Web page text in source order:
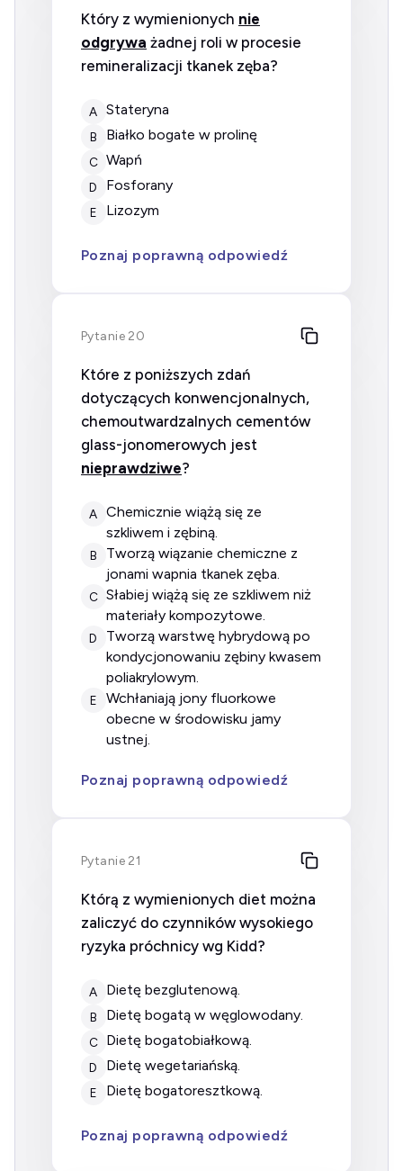
Który z wymienionych nie
odgrywa żadnej roli w procesie
remineralizacji tkanek zęba?
A stateryna
B białko bogate w prolinę
C wapń
D fosforany
E lizozym
Poznaj poprawną odpowiedź
Pytanie 20
Które z poniższych zdań
dotyczących konwencjonalnych,
chemoutwardzalnych cementów
glass-jonomerowych jest
nieprawdziwe?
A
chemicznie wiążą się ze
szkliwem i zębiną.
B
tworzą wiązanie chemiczne z
jonami wapnia tkanek zęba.
C słabiej wiążą się ze szkliwem niż
materiały kompozytowe.
D
tworzą warstwę hybrydową po
kondycjonowaniu zębiny kwasem
poliakrylowym.
E
wchłaniają jony fluorkowe
obecne w środowisku jamy
ustnej.
Poznaj poprawną odpowiedź
Pytanie 21
Którą z wymienionych diet można
zaliczyć do czynników wysokiego
ryzyka próchnicy wg Kidd?
A dietę bezglutenową.
B dietę bogatą w węglowodany.
C dietę bogatobiałkową.
D dietę wegetariańską.
E dietę bogatoresztkową.
Poznaj poprawną odpowiedź